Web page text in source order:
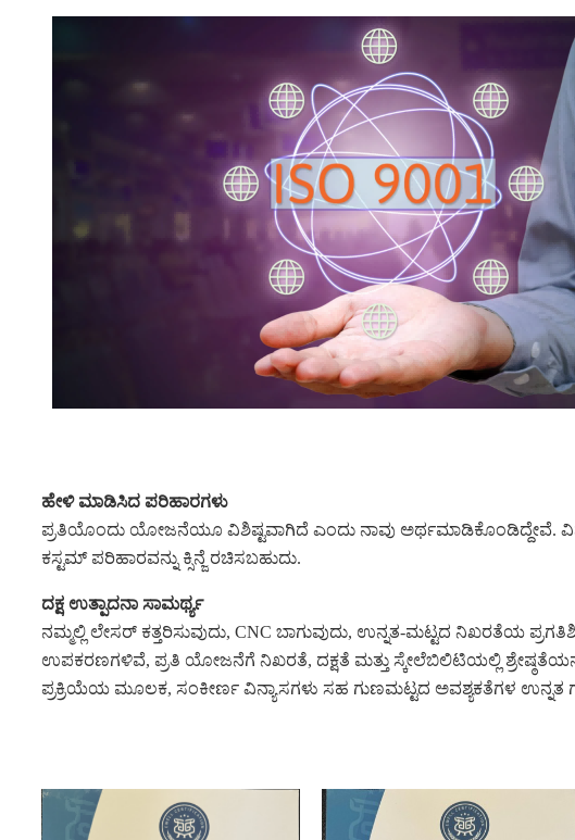
ಹೇಳಿ ಮಾಡಿಸಿದ ಪರಿಹಾರಗಳು
ಪ್ರತಿಯೊಂದು ಯೋಜನೆಯೂ ವಿಶಿಷ್ಟವಾಗಿದೆ ಎಂದು ನಾವು ಅರ್ಥಮಾಡಿಕೊಂಡಿದ್ದೇವೆ.
ಕಸ್ಟಮ್ ಪರಿಹಾರವನ್ನು ಕ್ಸಿನ್ಜೆ ರಚಿಸಬಹುದು.
ದಕ್ಷ ಉತ್ಪಾದನಾ ಸಾಮರ್ಥ್ಯ
ನಮ್ಮಲ್ಲಿ ಲೇಸರ್ ಕತ್ತರಿಸುವುದು, CNC ಬಾಗುವುದು, ಉನ್ನತ-ಮಟ್ಟದ ನಿಖರತೆಯ
ಉಪಕರಣಗಳಿವೆ, ಪ್ರತಿ ಯೋಜನೆಗೆ ನಿಖರತೆ, ದಕ್ಷತೆ ಮತ್ತು ಸ್ಕೇಲೆಬಿಲಿಟಿಯಲ್ಲಿ
ಪ್ರಕ್ರಿಯೆಯ ಮೂಲಕ, ಸಂಕೀರ್ಣ ವಿನ್ಯಾಸಗಳು ಸಹ ಗುಣಮಟ್ಟದ ಅವಶ್ಯಕತೆಗಳ ಉನ್ನತ